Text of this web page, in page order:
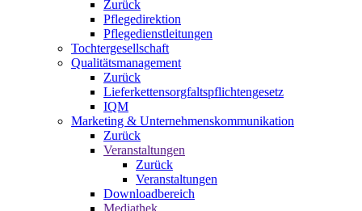
Zurück
Pflegedirektion
Pflegedienstleitungen
Tochtergesellschaft
Qualitätsmanagement
Zurück
Lieferkettensorgfaltspflichtengesetz
IQM
Marketing & Unternehmenskommunikation
Zurück
Veranstaltungen
Zurück
Veranstaltungen
Downloadbereich
Mediathek